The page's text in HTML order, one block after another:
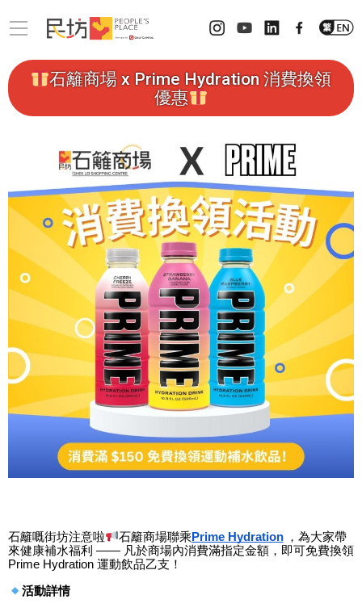
石籬商場 x Prime Hydration 消費換領
優惠
石籬嘅街坊注意啦 石籬商場聯乘 Prime Hydration ，為大家帶
來健康補水福利 —— 凡於商場內消費滿指定金額，即可免費換領
Prime Hydration 運動飲品乙支！
活動詳情